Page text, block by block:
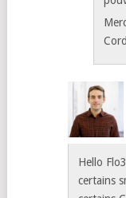
R13
qui
J’ai
des